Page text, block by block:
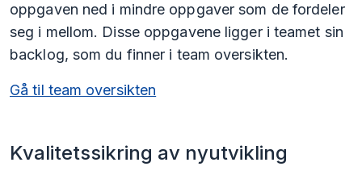
oppgaven ned i mindre oppgaver som de fordeler
seg i mellom. Disse oppgavene ligger i teamet sin
backlog, som du finner i team oversikten.
Gå til team oversikten
Kvalitetssikring av nyutvikling